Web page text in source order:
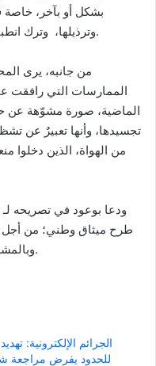
بشكل أو بآخر، خاصة
وترذيلها، وترك انطباع سيئ لديه عن السياسة والسياسيين.
من جانبه، يرى
الممارسات التي رافقت
الماضية، صورة مشوّهة عن
تجسيدها، وأنها تعبيرٌ عن
من الهواة، الذين دخلوا
ودعا بوعود في تصريحه لـ
طرح ميثاق وطني؛ من أجل
وبالمشهد السياسي من هذه الصورة المشوهة.
الجرائم الإلكترونية:
للحدود يفرض مراجعة